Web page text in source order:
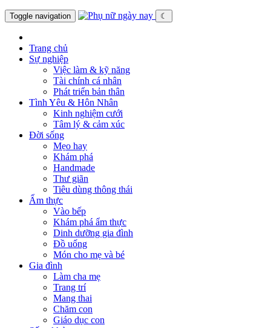
Toggle navigation ☾
Trang chủ
Sự nghiệp
Việc làm & kỹ năng
Tài chính cá nhân
Phát triển bản thân
Tình Yêu & Hôn Nhân
Kinh nghiệm cưới
Tâm lý & cảm xúc
Đời sống
Mẹo hay
Khám phá
Handmade
Thư giãn
Tiêu dùng thông thái
Ẩm thực
Vào bếp
Khám phá ẩm thực
Dinh dưỡng gia đình
Đồ uống
Món cho mẹ và bé
Gia đình
Làm cha mẹ
Trang trí
Mang thai
Chăm con
Giáo dục con